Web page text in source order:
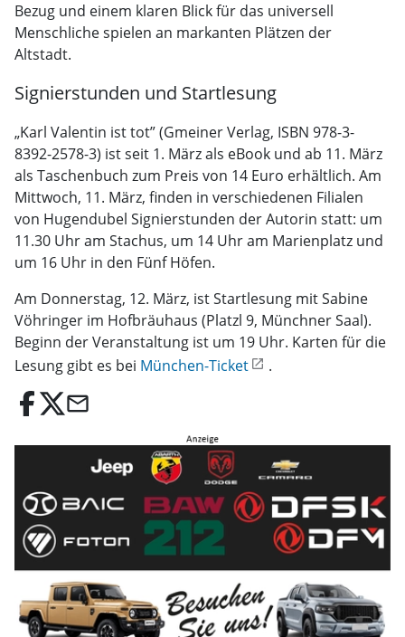
Bezug und einem klaren Blick für das universell
Menschliche spielen an markanten Plätzen der
Altstadt.
Signierstunden und Startlesung
„Karl Valentin ist tot” (Gmeiner Verlag, ISBN 978-3-
8392-2578-3) ist seit 1. März als eBook und ab 11. März
als Taschenbuch zum Preis von 14 Euro erhältlich. Am
Mittwoch, 11. März, finden in verschiedenen Filialen
von Hugendubel Signierstunden der Autorin statt: um
11.30 Uhr am Stachus, um 14 Uhr am Marienplatz und
um 16 Uhr in den Fünf Höfen.
Am Donnerstag, 12. März, ist Startlesung mit Sabine
Vöhringer im Hofbräuhaus (Platzl 9, Münchner Saal).
Beginn der Veranstaltung ist um 19 Uhr. Karten für die
Lesung gibt es bei München-Ticket .
email